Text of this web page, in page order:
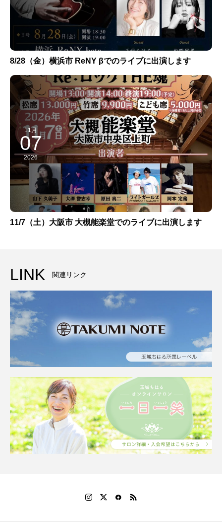
8/28（金）横浜市 ReNY βでのライブに出演します
11月
07
2026
11/7（土）大阪市 大槻能楽堂でのライブに出演します
LINK 関連リンク